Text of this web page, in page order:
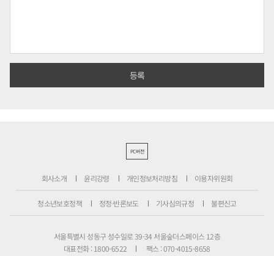
PC버전
회사소개 윤리강령 개인정보처리방침 이용자위원회
청소년보호정책 정정·반론보도 기사심의규정 불편신고
서울특별시 성동구 성수일로 39-34 서울숲더스페이스 12층
대표전화 : 1800-6522
팩스 : 070-4015-8658